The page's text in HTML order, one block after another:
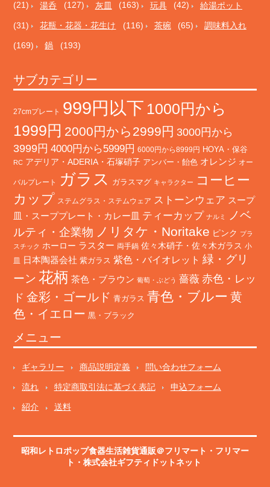
(21) 湯呑 (127) 灰皿 (163) 玩具 (42) 給湯ポット
(31) 花瓶・花器・花生け (116) 茶碗 (65) 調味料入れ
(169) 鍋 (193)
サブカテゴリー
27cmプレート 999円以下 1000円から
1999円 2000円から2999円 3000円から
3999円 4000円から5999円 6000円から8999円 HOYA・保谷
RC アデリア・ADERIA・石塚硝子 アンバー・飴色 オレンジ オー
バルプレート ガラス ガラスマグ キャラクター
コーヒー
カップ ステムグラス・ステムウェア ストーンウェア スープ
皿・スーププレート・カレー皿 ティーカップ ナルミ
ノベ
ルティ・企業物 ノリタケ・Noritake ピンク プラ
スチック ホーロー ラスター 両手鍋 佐々木硝子・佐々木ガラス 小
皿
日本陶器会社 紫ガラス 紫色・バイオレット 緑・グリ
ーン 花柄 茶色・ブラウン 葡萄・ぶどう 薔薇 赤色・レッ
ド 金彩・ゴールド 青ガラス 青色・ブルー 黄
色・イエロー 黒・ブラック
メニュー
ギャラリー 商品説明定義 問い合わせフォーム
流れ 特定商取引法に基づく表記 申込フォーム
紹介 送料
昭和レトロポップ食器生活雑貨通販＠フリマート ・ フリマー
ト ・株式会社ギフティドットネット